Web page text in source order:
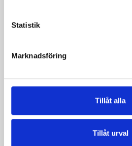
Statistik
Marknadsföring
Tillåt alla
Tillåt urval
med ansjovis